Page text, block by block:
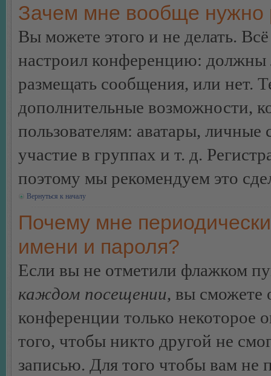
Зачем мне вообще нужно
Вы можете этого и не делать.
настроил конференцию: должны
размещать сообщения, или нет.
дополнительные возможности,
пользователям: аватары,
участие в группах и т. д.
поэтому мы рекомендуем это
Вернуться к началу
Почему мне
имени и пароля?
Если вы не отметили флажком
каждом посещении, вы сможете
конференции только некоторое
того, чтобы никто другой не
записью. Для того чтобы вам не